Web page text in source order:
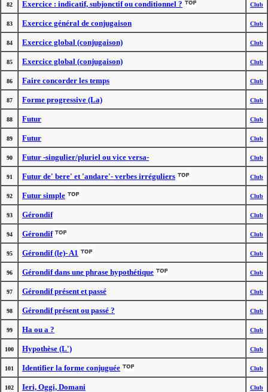
82 Exercice : indicatif, subjonctif ou conditionnel ? Club
83 Exercice général de conjugaison Club
84 Exercice global (conjugaison) Club
85 Exercice global (conjugaison) Club
86 Faire concorder les temps Club
87 Forme progressive (La) Club
88 Futur Club
89 Futur Club
90 Futur -singulier/pluriel ou vice versa- Club
91 Futur de' bere' et 'andare'- verbes irréguliers Club
92 Futur simple Club
93 Gérondif Club
94 Gérondif Club
95 Gérondif (le)- A1 Club
96 Gérondif dans une phrase hypothétique Club
97 Gérondif présent et passé Club
98 Gérondif présent ou passé ? Club
99 Ha ou a ? Club
100 Hypothèse (L') Club
101 Identifier la forme conjuguée Club
102 Ieri, Oggi, Domani Club